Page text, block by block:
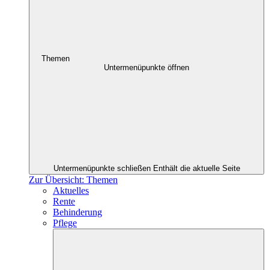
Themen
Untermenüpunkte öffnen
Untermenüpunkte schließen Enthält die aktuelle Seite
Zur Übersicht: Themen
Aktuelles
Rente
Behinderung
Pflege